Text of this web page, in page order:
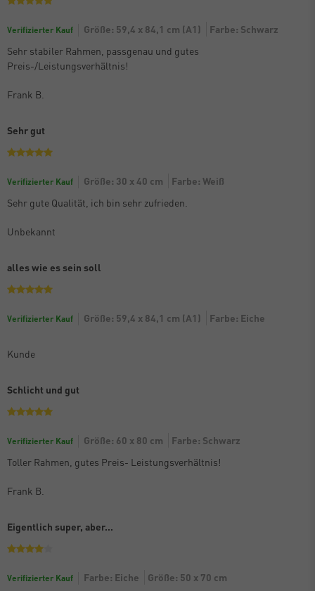
Verifizierter Kauf Größe: 59,4 x 84,1 cm (A1)
Farbe: Schwarz
Sehr stabiler Rahmen, passgenau und gutes
Preis-/Leistungsverhältnis!
Frank B.
Sehr gut
Verifizierter Kauf Größe: 30 x 40 cm
Farbe: Weiß
Sehr gute Qualität, ich bin sehr zufrieden.
Unbekannt
alles wie es sein soll
Verifizierter Kauf Größe: 59,4 x 84,1 cm (A1) Farbe: Eiche
Kunde
Schlicht und gut
Verifizierter Kauf Größe: 60 x 80 cm
Farbe: Schwarz
Toller Rahmen, gutes Preis- Leistungsverhältnis!
Frank B.
Eigentlich super, aber…
Verifizierter Kauf Farbe: Eiche
Größe: 50 x 70 cm